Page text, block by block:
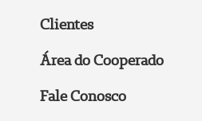
Clientes
Área do Cooperado
Fale Conosco